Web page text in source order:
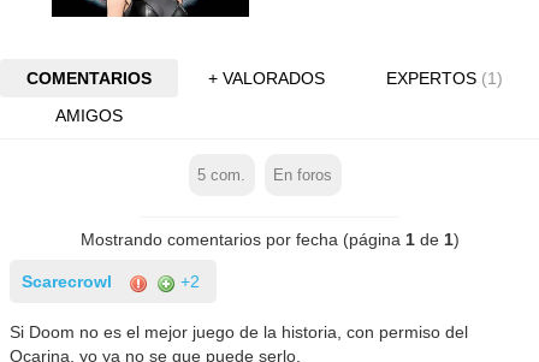
COMENTARIOS + VALORADOS EXPERTOS (1)
AMIGOS
5 com. En foros
Mostrando comentarios por fecha (página 1de 1)
Scarecrowl +2
Si Doom no es el mejor juego de la historia, con permiso del
Ocarina, yo ya no se que puede serlo.